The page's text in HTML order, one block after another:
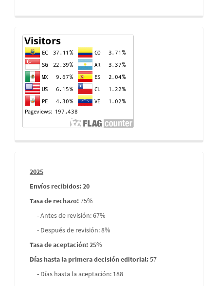
Contador
de
visitas
Informes
envios
2025
Envíos recibidos: 20
Tasa de rechazo:75%
- Antes de revisión: 67%
- Después de revisión: 8%
Tasa de aceptación: 25%
Días hasta la primera decisión editorial:57
- Días hasta la aceptación: 188